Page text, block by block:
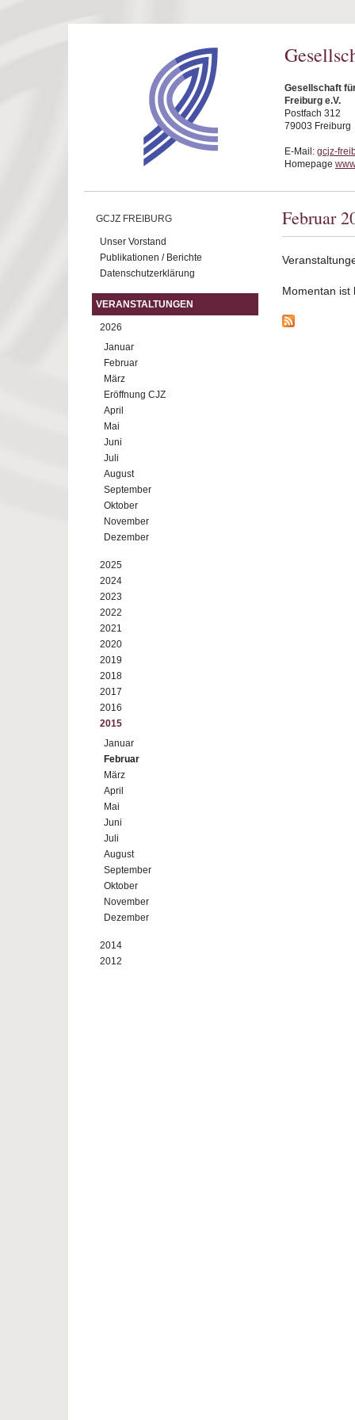
Gesellschaft
Freiburg e.V.
Postfach 312
79003 Freiburg
E-Mail: gcjz-
Homepage
GCJZ FREIBURG
Unser Vorstand
Publikationen / Berichte
Datenschutzerklärung
VERANSTALTUNGEN
2026
Januar
Februar
März
Eröffnung CJZ
April
Mai
Juni
Juli
August
September
Oktober
November
Dezember
2025
2024
2023
2022
2021
2020
2019
2018
2017
2016
2015
Januar
Februar
März
April
Mai
Juni
Juli
August
September
Oktober
November
Dezember
2014
2012
Februar
Momentan ist